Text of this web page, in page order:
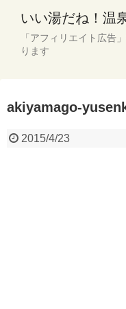
いい湯だね！温
「アフィリエイト広告
ります
akiyamago-
2015/4/23